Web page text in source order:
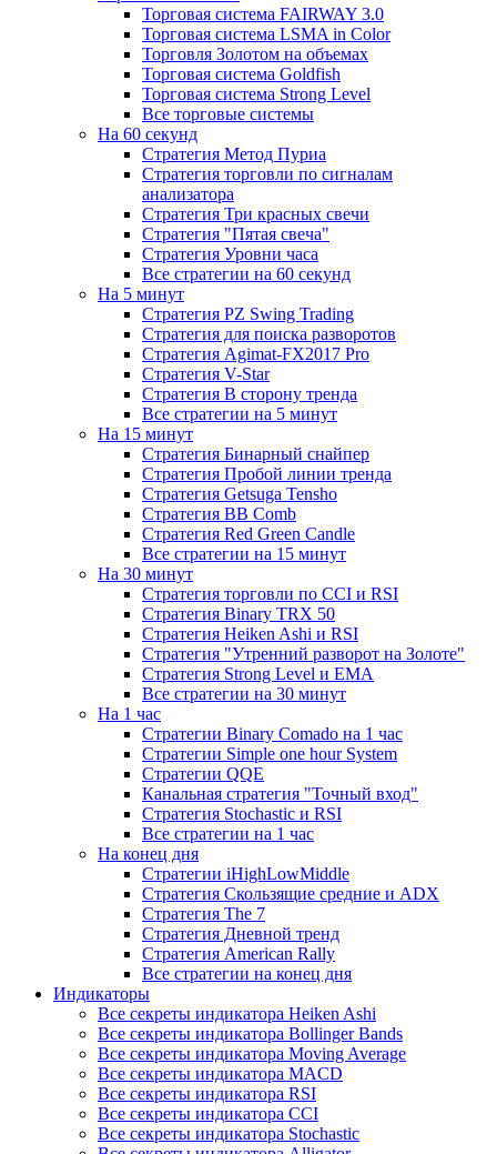
Торговая система FAIRWAY 3.0
Торговая система LSMA in Color
Торговля Золотом на объемах
Торговая система Goldfish
Торговая система Strong Level
Все торговые системы
На 60 секунд
Стратегия Метод Пуриа
Стратегия торговли по сигналам
анализатора
Стратегия Три красных свечи
Стратегия "Пятая свеча"
Стратегия Уровни часа
Все стратегии на 60 секунд
На 5 минут
Стратегия PZ Swing Trading
Стратегия для поиска разворотов
Стратегия Agimat-FX2017 Pro
Стратегия V-Star
Стратегия В сторону тренда
Все стратегии на 5 минут
На 15 минут
Стратегия Бинарный снайпер
Стратегия Пробой линии тренда
Стратегия Getsuga Tensho
Стратегия ВВ Comb
Стратегия Red Green Candle
Все стратегии на 15 минут
На 30 минут
Стратегия торговли по CCI и RSI
Стратегия Binary TRX 50
Стратегия Heiken Ashi и RSI
Стратегия "Утренний разворот на Золоте"
Стратегия Strong Level и EMA
Все стратегии на 30 минут
На 1 час
Стратегии Binary Comado на 1 час
Стратегии Simple one hour System
Стратегии QQE
Канальная стратегия "Точный вход"
Стратегия Stochastic и RSI
Все стратегии на 1 час
На конец дня
Стратегии iHighLowMiddle
Стратегия Скользящие средние и ADX
Стратегия The 7
Стратегия Дневной тренд
Стратегия American Rally
Все стратегии на конец дня
Индикаторы
Все секреты индикатора Heiken Ashi
Все секреты индикатора Bollinger Bands
Все секреты индикатора Moving Average
Все секреты индикатора MACD
Все секреты индикатора RSI
Все секреты индикатора CCI
Все секреты индикатора Stochastic